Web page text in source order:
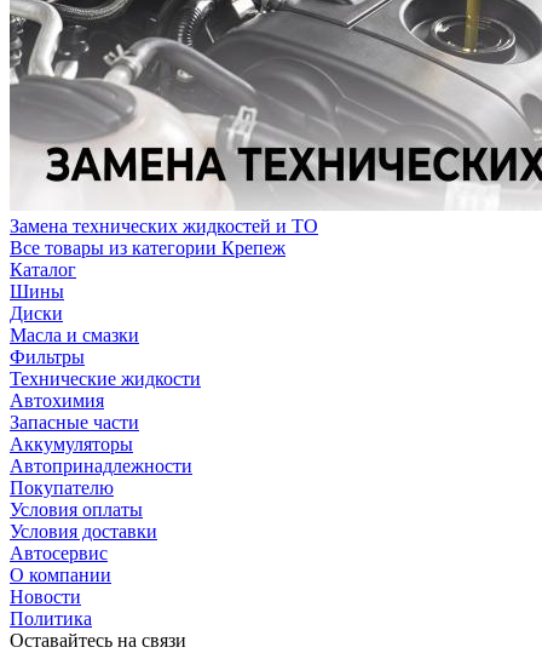
Замена технических жидкостей и ТО
Все товары из категории Крепеж
Каталог
Шины
Диски
Масла и смазки
Фильтры
Технические жидкости
Автохимия
Запасные части
Аккумуляторы
Автопринадлежности
Покупателю
Условия оплаты
Условия доставки
Автосервис
О компании
Новости
Политика
Оставайтесь на связи